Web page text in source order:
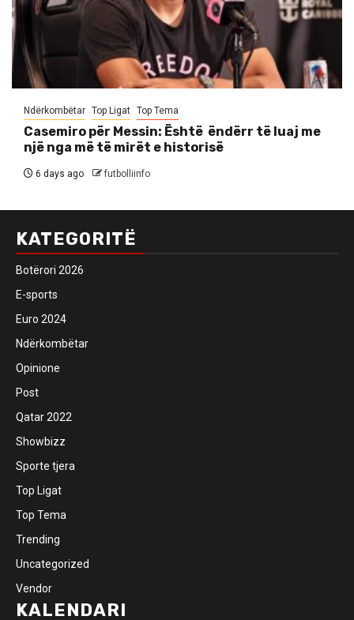
Ndërkombëtar Top Ligat Top Tema
Casemiro për Messin: Është ëndërr të luaj me
një nga më të mirët e historisë
6 days ago futbolliinfo
KATEGORITË
Botërori 2026
E-sports
Euro 2024
Ndërkombëtar
Opinione
Post
Qatar 2022
Showbizz
Sporte tjera
Top Ligat
Top Tema
Trending
Uncategorized
Vendor
KALENDARI